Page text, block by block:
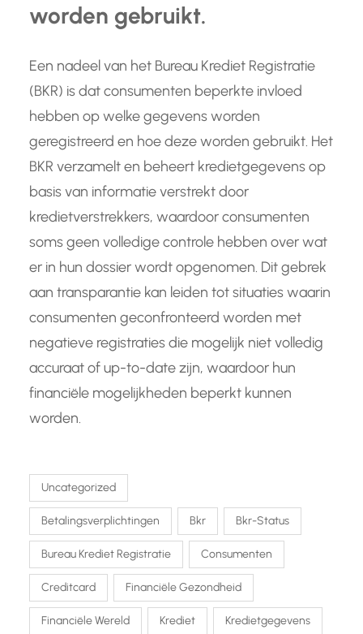
worden gebruikt.
Een nadeel van het Bureau Krediet Registratie
(BKR) is dat consumenten beperkte invloed
hebben op welke gegevens worden
geregistreerd en hoe deze worden gebruikt. Het
BKR verzamelt en beheert kredietgegevens op
basis van informatie verstrekt door
kredietverstrekkers, waardoor consumenten
soms geen volledige controle hebben over wat
er in hun dossier wordt opgenomen. Dit gebrek
aan transparantie kan leiden tot situaties waarin
consumenten geconfronteerd worden met
negatieve registraties die mogelijk niet volledig
accuraat of up-to-date zijn, waardoor hun
financiële mogelijkheden beperkt kunnen
worden.
Uncategorized
Betalingsverplichtingen Bkr Bkr-Status
Bureau Krediet Registratie Consumenten
Creditcard Financiële Gezondheid
Financiële Wereld Krediet Kredietgegevens